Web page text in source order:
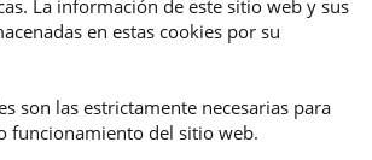
La información de este sitio web y sus
en estas cookies por su
son las estrictamente necesarias para
funcionamiento del sitio web.